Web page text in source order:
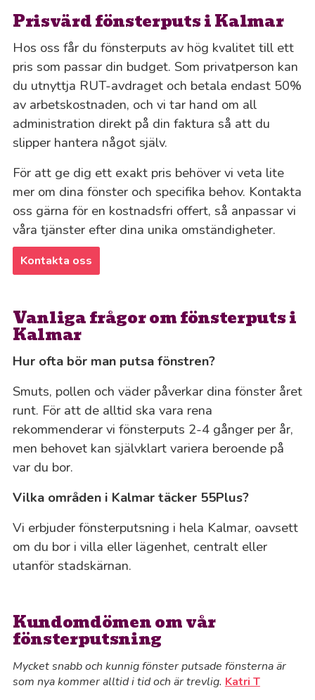
Prisvärd fönsterputs i Kalmar
Hos oss får du fönsterputs av hög kvalitet till ett
pris som passar din budget. Som privatperson kan
du utnyttja RUT-avdraget och betala endast 50%
av arbetskostnaden, och vi tar hand om all
administration direkt på din faktura så att du
slipper hantera något själv.
För att ge dig ett exakt pris behöver vi veta lite
mer om dina fönster och specifika behov. Kontakta
oss gärna för en kostnadsfri offert, så anpassar vi
våra tjänster efter dina unika omständigheter.
Kontakta oss
Vanliga frågor om fönsterputs i
Kalmar
Hur ofta bör man putsa fönstren?
Smuts, pollen och väder påverkar dina fönster året
runt. För att de alltid ska vara rena
rekommenderar vi fönsterputs 2-4 gånger per år,
men behovet kan självklart variera beroende på
var du bor.
Vilka områden i Kalmar täcker 55Plus?
Vi erbjuder fönsterputsning i hela Kalmar, oavsett
om du bor i villa eller lägenhet, centralt eller
utanför stadskärnan.
Kundomdömen om vår
fönsterputsning
Mycket snabb och kunnig fönster putsade fönsterna är
som nya kommer alltid i tid och är trevlig. Katri T